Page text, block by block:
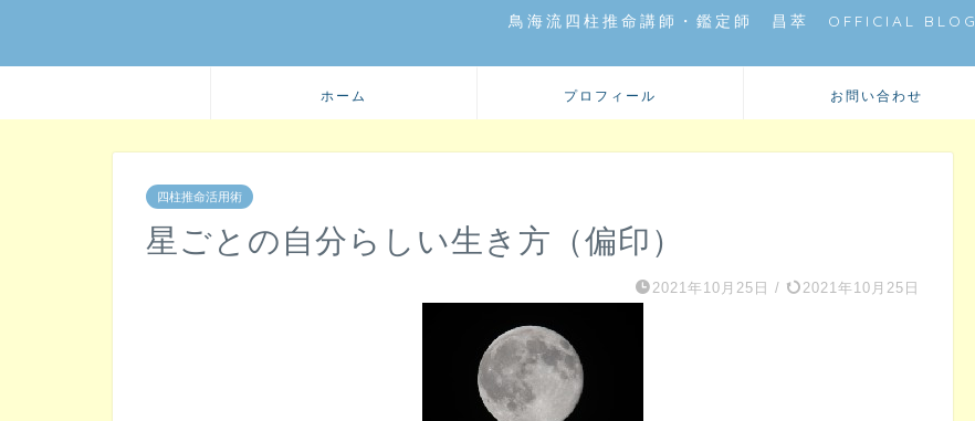
鳥海流四柱推命講師・鑑定師 昌萃 OFFICIAL BLOG
ホーム プロフィール お問い合わせ
四柱推命活用術
星ごとの自分らしい生き方（偏印）
2021年10月25日 / 2021年10月25日